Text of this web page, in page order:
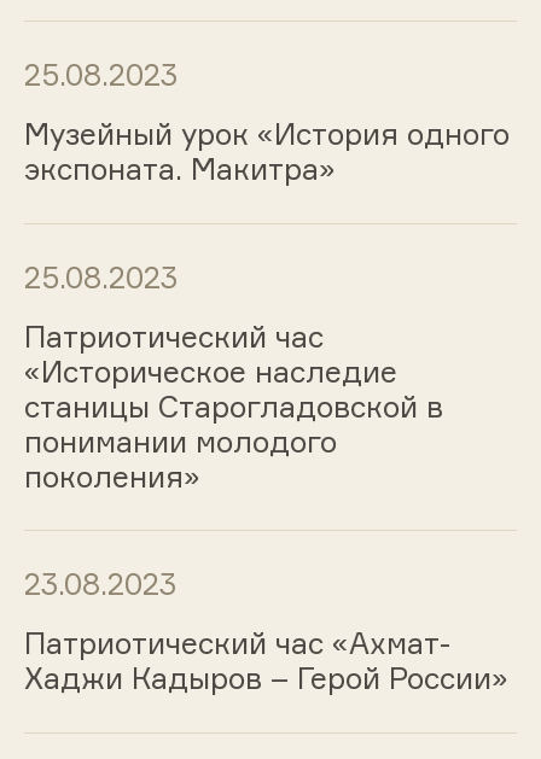
25.08.2023
Музейный урок «История одного
экспоната. Макитра»
25.08.2023
Патриотический час
«Историческое наследие
станицы Старогладовской в
понимании молодого
поколения»
23.08.2023
Патриотический час «Ахмат-
Хаджи Кадыров – Герой России»